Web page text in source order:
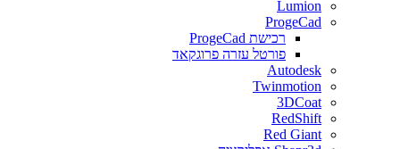
Lumion
ProgeCad
רכישת ProgeCad
פורטל עזרה פרוגקאד
Autodesk
Twinmotion
3DCoat
RedShift
Red Giant